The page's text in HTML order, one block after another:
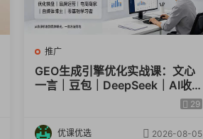
推广
GEO生成引擎优化实战课：文心
一言｜豆包｜DeepSeek｜AI收
录抓取｜品牌电商优化全套落地29
优课优选 2026-08-05